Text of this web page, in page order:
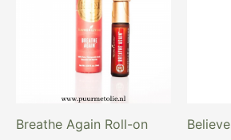
Breathe Again Roll-on Believe